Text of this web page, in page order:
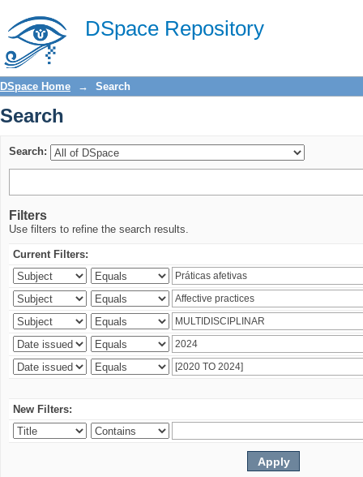
DSpace Repository
Search
DSpace Home → Search
Search
Search:
Filters
Use filters to refine the search results.
Current Filters:
New Filters: